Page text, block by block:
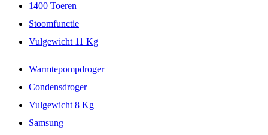
1400 Toeren
Stoomfunctie
Vulgewicht 11 Kg
Warmtepompdroger
Condensdroger
Vulgewicht 8 Kg
Samsung